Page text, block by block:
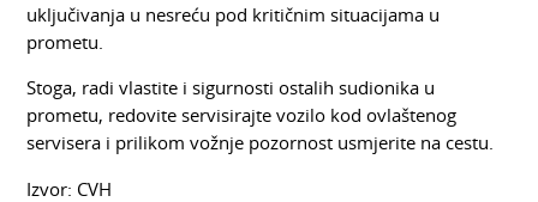
uključivanja u nesreću pod kritičnim situacijama u
prometu.
Stoga, radi vlastite i sigurnosti ostalih sudionika u
prometu, redovite servisirajte vozilo kod ovlaštenog
servisera i prilikom vožnje pozornost usmjerite na cestu.
Izvor: CVH